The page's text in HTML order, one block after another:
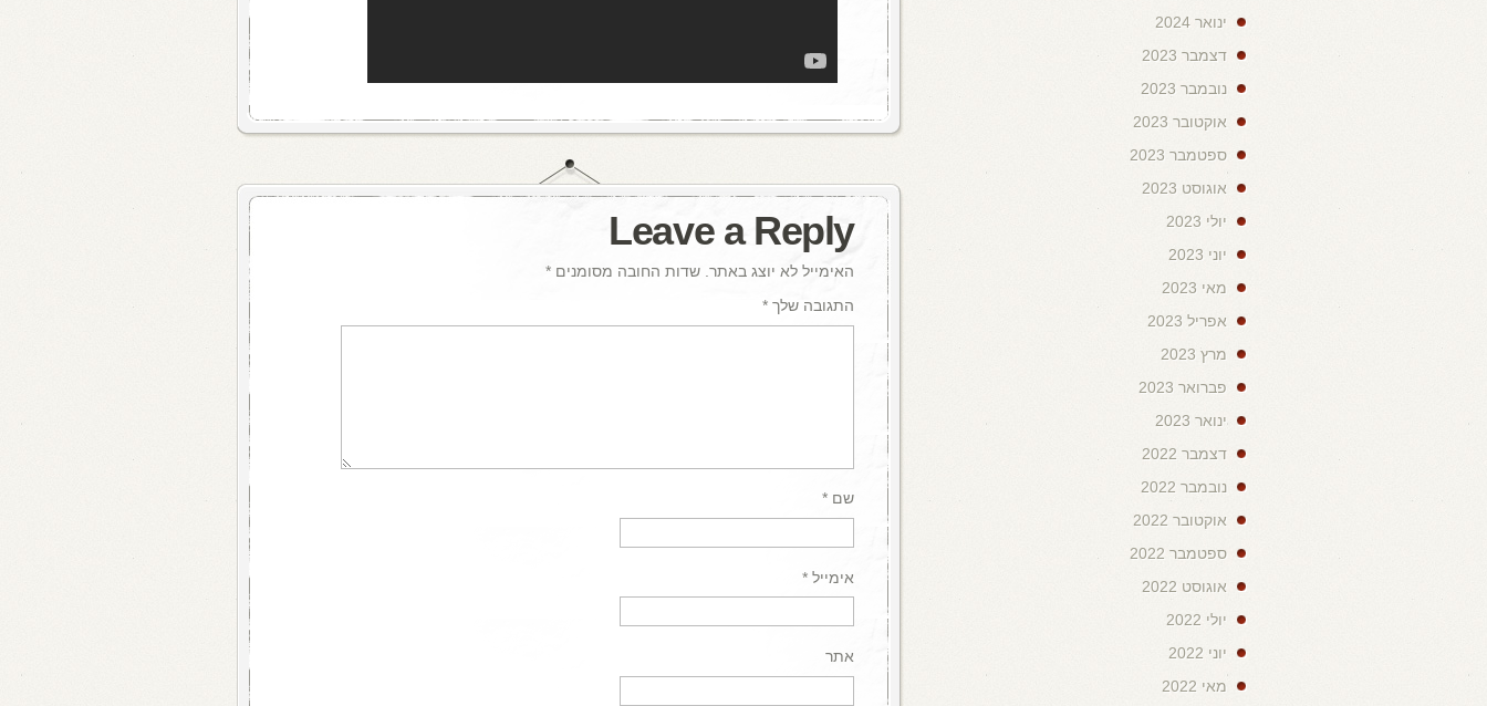
Leave a Reply
האימייל לא יוצג באתר. שדות החובה מסומנים *
התגובה שלך *
שם *
אימייל *
אתר
ינואר 2024
דצמבר 2023
נובמבר 2023
אוקטובר 2023
ספטמבר 2023
אוגוסט 2023
יולי 2023
יוני 2023
מאי 2023
אפריל 2023
מרץ 2023
פברואר 2023
ינואר 2023
דצמבר 2022
נובמבר 2022
אוקטובר 2022
ספטמבר 2022
אוגוסט 2022
יולי 2022
יוני 2022
מאי 2022